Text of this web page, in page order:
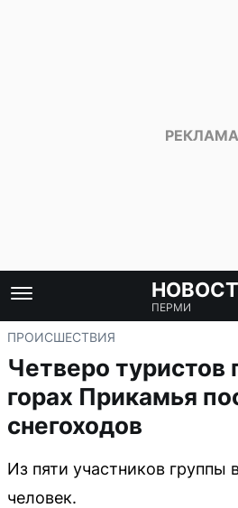
ПЕРМИ
ПРОИСШЕСТВИЯ
Четверо туристов
горах Прикамья
снегоходов
Из пяти участников
человек.